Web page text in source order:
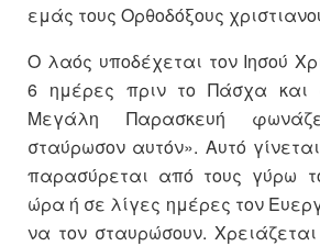
εμάς τους Ορθοδόξους
Ο λαός υποδέχεται τον Ιησού
6 ημέρες πριν το Πάσχα και
Μεγάλη Παρασκευή
σταύρωσον αυτόν». Αυτό
παρασύρεται από τους γύρω
ώρα ή σε λίγες ημέρες τον
να τον σταυρώσουν.